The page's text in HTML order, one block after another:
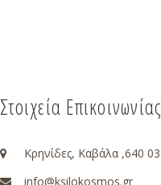
Στοιχεία Επικοινωνίας
Κρηνίδες, Καβάλα ,640 03
info@ksilokosmos.gr